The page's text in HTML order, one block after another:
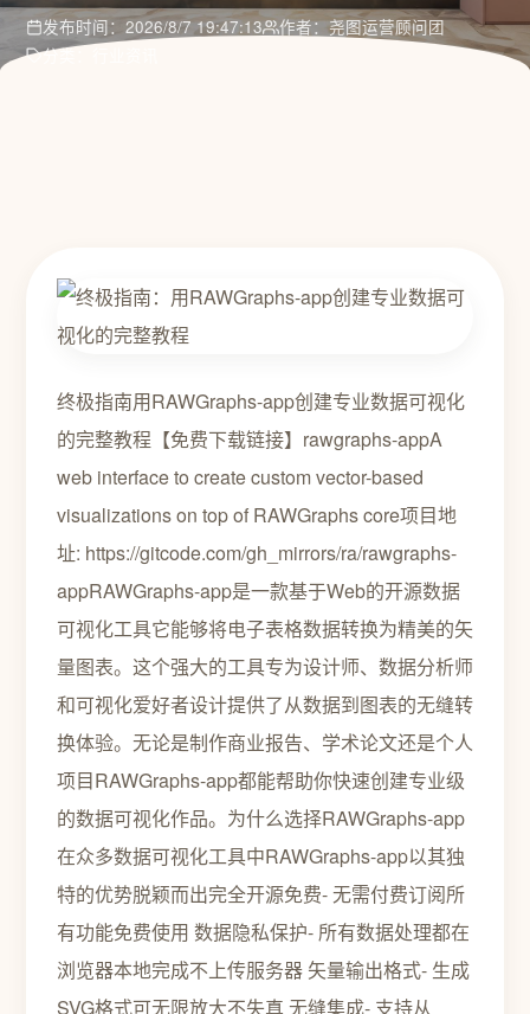
发布时间：2026/8/7 19:47:13
作者：尧图运营顾问团
分类：行业资讯
终极指南用RAWGraphs-app创建专业数据可视化
的完整教程【免费下载链接】rawgraphs-appA
web interface to create custom vector-based
visualizations on top of RAWGraphs core项目地
址: https://gitcode.com/gh_mirrors/ra/rawgraphs-
appRAWGraphs-app是一款基于Web的开源数据
可视化工具它能够将电子表格数据转换为精美的矢
量图表。这个强大的工具专为设计师、数据分析师
和可视化爱好者设计提供了从数据到图表的无缝转
换体验。无论是制作商业报告、学术论文还是个人
项目RAWGraphs-app都能帮助你快速创建专业级
的数据可视化作品。为什么选择RAWGraphs-app
在众多数据可视化工具中RAWGraphs-app以其独
特的优势脱颖而出完全开源免费- 无需付费订阅所
有功能免费使用 数据隐私保护- 所有数据处理都在
浏览器本地完成不上传服务器 矢量输出格式- 生成
SVG格式可无限放大不失真 无缝集成- 支持从